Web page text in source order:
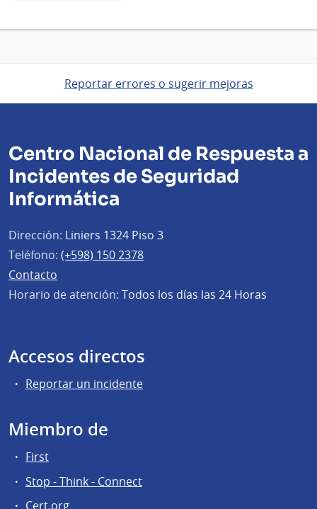
Reportar errores o sugerir mejoras
Centro Nacional de Respuesta a
Incidentes de Seguridad
Informática
Dirección: Liniers 1324 Piso 3
Teléfono: (+598) 150 2378
Contacto
Horario de atención: Todos los días las 24 Horas
Accesos directos
Reportar un incidente
Miembro de
First
Stop - Think - Connect
Cert.org